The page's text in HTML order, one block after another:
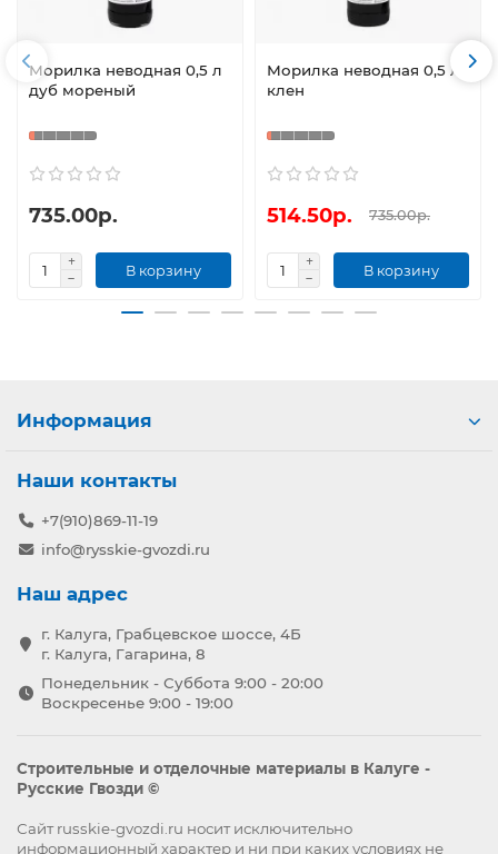
Морилка неводная 0,5 л
дуб мореный
735.00р.
В корзину
Морилка неводная 0,5 л
клен
514.50р. 735.00р.
В корзину
Информация
Наши контакты
+7(910)869-11-19
info@rysskie-gvozdi.ru
Наш адрес
г. Калуга, Грабцевское шоссе, 4Б
г. Калуга, Гагарина, 8
Понедельник - Суббота 9:00 - 20:00
Воскресенье 9:00 - 19:00
Строительные и отделочные материалы в Калуге -
Русские Гвозди ©
Сайт russkie-gvozdi.ru носит исключительно
информационный характер и ни при каких условиях не